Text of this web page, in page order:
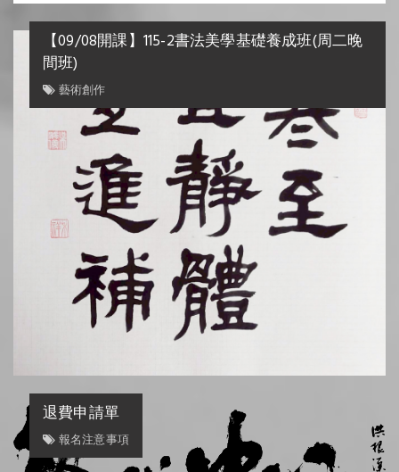
【09/08開課】115-2書法美學基礎養成班(周二晚
間班)
藝術創作
退費申請單
報名注意事項